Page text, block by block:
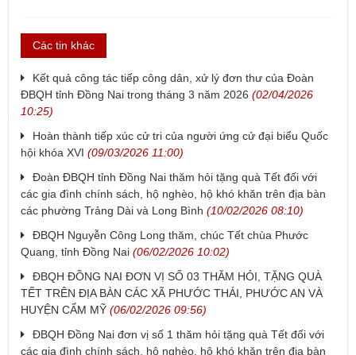
Các tin khác
Kết quả công tác tiếp công dân, xử lý đơn thư của Đoàn
ĐBQH tỉnh Đồng Nai trong tháng 3 năm 2026 (02/04/2026
10:25)
Hoàn thành tiếp xúc cử tri của người ứng cử đại biểu Quốc
hội khóa XVI (09/03/2026 11:00)
Đoàn ĐBQH tỉnh Đồng Nai thăm hỏi tặng quà Tết đối với
các gia đình chính sách, hộ nghèo, hộ khó khăn trên địa bàn
các phường Trảng Dài và Long Bình (10/02/2026 08:10)
ĐBQH Nguyễn Công Long thăm, chúc Tết chùa Phước
Quang, tỉnh Đồng Nai (06/02/2026 10:02)
ĐBQH ĐỒNG NAI ĐƠN VỊ SỐ 03 THĂM HỎI, TẶNG QUÀ
TẾT TRÊN ĐỊA BÀN CÁC XÃ PHƯỚC THÁI, PHƯỚC AN VÀ
HUYỆN CẨM MỸ (06/02/2026 09:56)
ĐBQH Đồng Nai đơn vị số 1 thăm hỏi tặng quà Tết đối với
các gia đình chính sách, hộ nghèo, hộ khó khăn trên địa bàn